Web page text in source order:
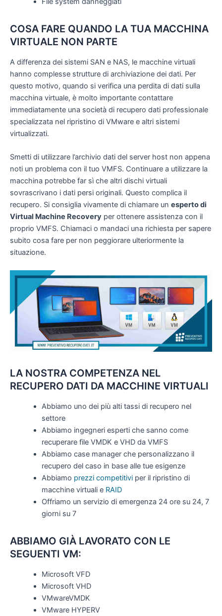
COSA FARE QUANDO LA TUA MACCHINA
VIRTUALE NON PARTE
A differenza dei sistemi SAN e NAS, le macchine virtuali
hanno complesse strutture di archiviazione dei dati. Per
questo motivo, quando si verifica una perdita di dati sulla
macchina virtuale, è molto importante contattare
immediatamente una società di recupero dati professionale
specializzata nel ripristino di VMware e altri sistemi
virtualizzati.
Smetti di utilizzare l’archivio dati del server host non appena
noti un problema con il tuo VMFS. Continuare a utilizzare la
macchina potrebbe far sì che altri dischi virtuali
sovrascrivano i dati persi originali. Questo complica il
recupero. Si consiglia vivamente di chiamare un esperto di
Virtual Machine Recovery per ottenere assistenza con il
proprio VMFS. Chiamaci o mandaci una richiesta per sapere
subito cosa fare per non peggiorare ulteriormente la
situazione.
LA NOSTRA COMPETENZA NEL
RECUPERO DATI DA MACCHINE VIRTUALI
Abbiamo uno dei più alti tassi di recupero nel
settore
Abbiamo ingegneri esperti che sanno come
recuperare file VMDK e VHD da VMFS
Abbiamo case manager che personalizzano il
recupero del caso in base alle tue esigenze
Abbiamo prezzi competitiviper il ripristino di
macchine virtuali e RAID
Offriamo un servizio di emergenza 24 ore su 24, 7
giorni su 7
ABBIAMO GIÀ LAVORATO CON LE
SEGUENTI VM:
Microsoft VFD
Microsoft VHD
VMwareVMDK
VMware HYPERV